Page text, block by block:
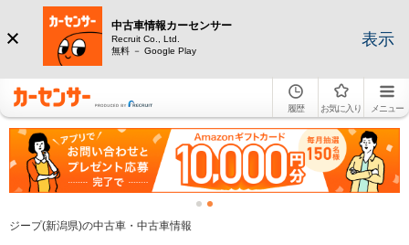
中古車情報カーセンサー
Recruit Co., Ltd.
無料 － Google Play
表示
履歴 お気に入り メニュー
ジープ(新潟県)の中古車・中古車情報